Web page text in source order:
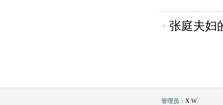
张庭夫妇
管理员： X.W.